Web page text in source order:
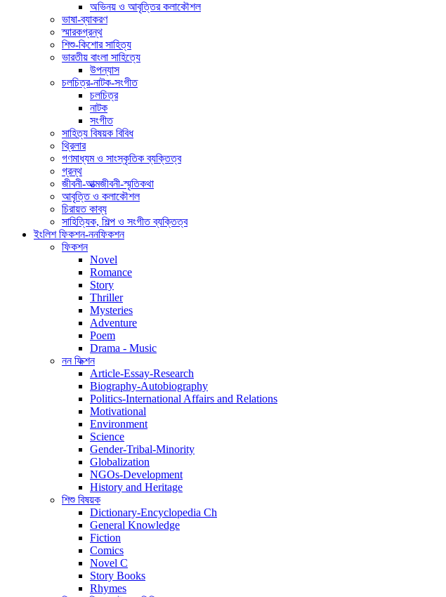
অভিনয় ও আবৃত্তির কলাকৌশল
ভাষা-ব্যাকরণ
স্মারকগ্রন্থ
শিশু-কিশোর সাহিত্য
ভারতীয় বাংলা সাহিত্যে
উপন্যাস
চলচিত্র-নাটক-সংগীত
চলচিত্র
নাটক
সংগীত
সাহিত্য বিষয়ক বিবিধ
থ্রিলার
গণমাধ্যম ও সাংস্কৃতিক ব্যক্তিত্ব
গ্রন্থ
জীবনী-আত্মজীবনী-স্মৃতিকথা
আবৃত্তি ও কলাকৌশল
চিরায়ত কাব্য
সাহিত্যিক, শিল্প ও সংগীত ব্যক্তিত্ব
ইংলিশ ফিকশন-ননফিকশন
ফিকশন
Novel
Romance
Story
Thriller
Mysteries
Adventure
Poem
Drama - Music
নন ফিক্শন
Article-Essay-Research
Biography-Autobiography
Politics-International Affairs and Relations
Motivational
Environment
Science
Gender-Tribal-Minority
Globalization
NGOs-Development
History and Heritage
শিশু বিষয়ক
Dictionary-Encyclopedia Ch
General Knowledge
Fiction
Comics
Novel C
Story Books
Rhymes